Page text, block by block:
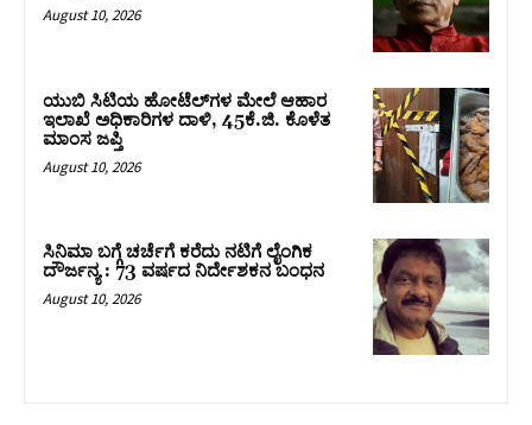
August 10, 2026
ಯುಬಿ ಸಿಟಿಯ ಹೋಟೆಲ್‌ಗಳ ಮೇಲೆ ಆಹಾರ
ಇಲಾಖೆ ಅಧಿಕಾರಿಗಳ ದಾಳಿ, 45ಕೆ.ಜಿ. ಕೊಳೆತ
ಮಾಂಸ ಜಪ್ತಿ
August 10, 2026
ಸಿನಿಮಾ ಬಗ್ಗೆ ಚರ್ಚೆಗೆ ಕರೆದು ನಟಿಗೆ ಲೈಂಗಿಕ
ದೌರ್ಜನ್ಯ : 73 ವರ್ಷದ ನಿರ್ದೇಶಕನ ಬಂಧನ
August 10, 2026